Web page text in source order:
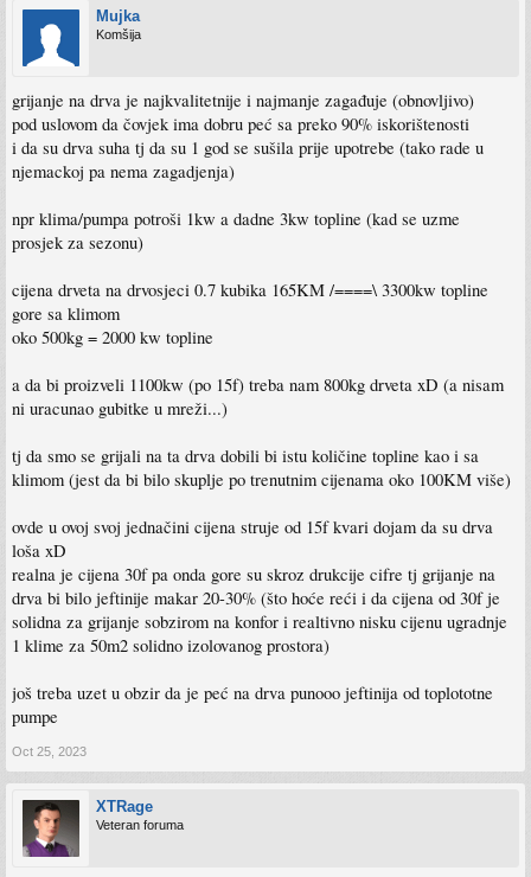
Mujka
Komšija
grijanje na drva je najkvalitetnije i najmanje zagađuje (obnovljivo)
pod uslovom da čovjek ima dobru peć sa preko 90% iskorištenosti
i da su drva suha tj da su 1 god se sušila prije upotrebe (tako rade u
njemackoj pa nema zagadjenja)
npr klima/pumpa potroši 1kw a dadne 3kw topline (kad se uzme
prosjek za sezonu)
cijena drveta na drvosjeci 0.7 kubika 165KM /====\ 3300kw topline
gore sa klimom
oko 500kg = 2000 kw topline
a da bi proizveli 1100kw (po 15f) treba nam 800kg drveta xD (a nisam
ni uracunao gubitke u mreži...)
tj da smo se grijali na ta drva dobili bi istu količine topline kao i sa
klimom (jest da bi bilo skuplje po trenutnim cijenama oko 100KM više)
ovde u ovoj svoj jednačini cijena struje od 15f kvari dojam da su drva
loša xD
realna je cijena 30f pa onda gore su skroz drukcije cifre tj grijanje na
drva bi bilo jeftinije makar 20-30% (što hoće reći i da cijena od 30f je
solidna za grijanje sobzirom na konfor i realtivno nisku cijenu ugradnje
1 klime za 50m2 solidno izolovanog prostora)
još treba uzet u obzir da je peć na drva punooo jeftinija od toplototne
pumpe
Oct 25, 2023
XTRage
Veteran foruma